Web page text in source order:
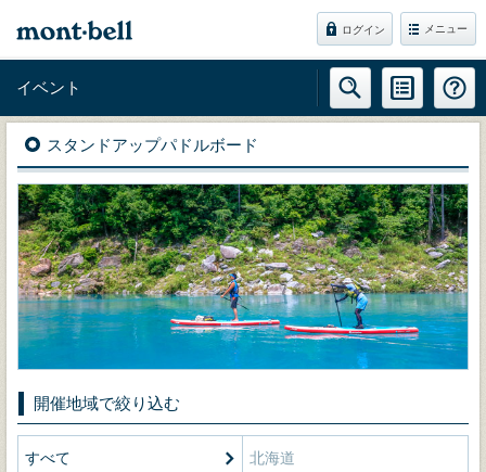
ログイン メニュー
イベント
スタンドアップパドルボード
開催地域で絞り込む
すべて 北海道